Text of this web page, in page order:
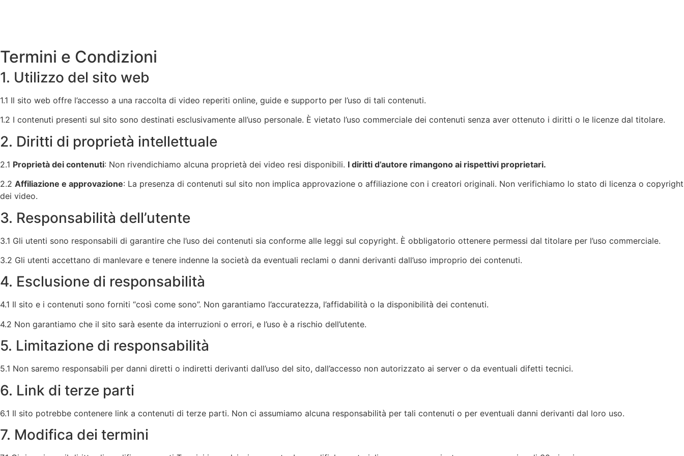
Termini e Condizioni
1. Utilizzo del sito web
1.1 Il sito web offre l’accesso a una raccolta di video reperiti online, guide e supporto per l’uso di tali contenuti.
1.2 I contenuti presenti sul sito sono destinati esclusivamente all’uso personale. È vietato l’uso commerciale dei contenuti senza aver ottenuto i diritti o le licenze dal titolare.
2. Diritti di proprietà intellettuale
2.1 Proprietà dei contenuti: Non rivendichiamo alcuna proprietà dei video resi disponibili. I diritti d’autore rimangono ai rispettivi proprietari.
2.2 Affiliazione e approvazione: La presenza di contenuti sul sito non implica approvazione o affiliazione con i creatori originali. Non verifichiamo lo stato di licenza o copyright
dei video.
3. Responsabilità dell’utente
3.1 Gli utenti sono responsabili di garantire che l’uso dei contenuti sia conforme alle leggi sul copyright. È obbligatorio ottenere permessi dal titolare per l’uso commerciale.
3.2 Gli utenti accettano di manlevare e tenere indenne la società da eventuali reclami o danni derivanti dall’uso improprio dei contenuti.
4. Esclusione di responsabilità
4.1 Il sito e i contenuti sono forniti “così come sono”. Non garantiamo l’accuratezza, l’affidabilità o la disponibilità dei contenuti.
4.2 Non garantiamo che il sito sarà esente da interruzioni o errori, e l’uso è a rischio dell’utente.
5. Limitazione di responsabilità
5.1 Non saremo responsabili per danni diretti o indiretti derivanti dall’uso del sito, dall’accesso non autorizzato ai server o da eventuali difetti tecnici.
6. Link di terze parti
6.1 Il sito potrebbe contenere link a contenuti di terze parti. Non ci assumiamo alcuna responsabilità per tali contenuti o per eventuali danni derivanti dal loro uso.
7. Modifica dei termini